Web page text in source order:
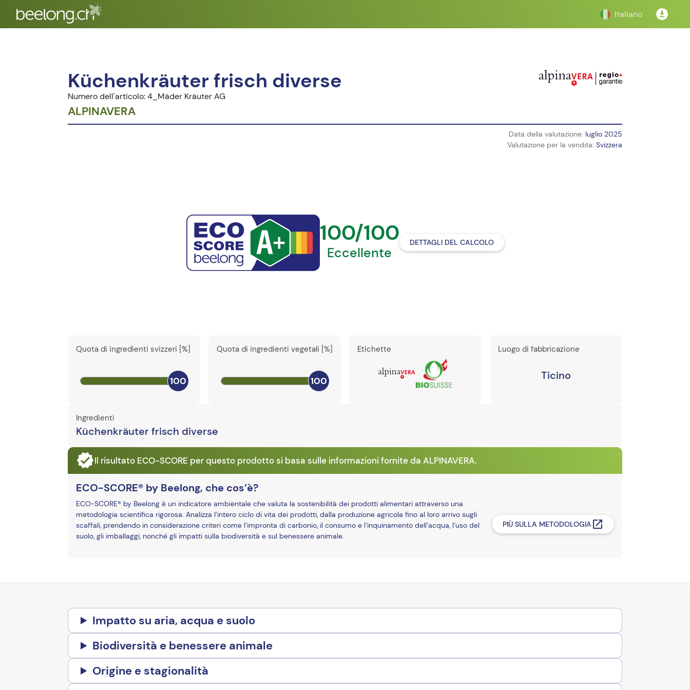
Italiano
Küchenkräuter frisch diverse
Numero dell'articolo: 4_Mäder Kräuter AG
ALPINAVERA
Data della valutazione: luglio 2025
Valutazione per la vendita: Svizzera
100/100
Eccellente
DETTAGLI DEL CALCOLO
Quota di ingredienti svizzeri [%]
100
Quota di ingredienti vegetali [%]
100
Etichette Luogo di fabbricazione
Ticino
Ingredienti
Küchenkräuter frisch diverse
Il risultato ECO-SCORE per questo prodotto si basa sulle informazioni fornite da ALPINAVERA.
ECO-SCORE® by Beelong, che cos’è?
ECO-SCORE® by Beelong è un indicatore ambientale che valuta la sostenibilità dei prodotti alimentari attraverso una
metodologia scientifica rigorosa. Analizza l’intero ciclo di vita dei prodotti, dalla produzione agricola fino al loro arrivo sugli
scaffali, prendendo in considerazione criteri come l’impronta di carbonio, il consumo e l’inquinamento dell’acqua, l’uso del
suolo, gli imballaggi, nonché gli impatti sulla biodiversità e sul benessere animale.
PIÙ SULLA METODOLOGIA
Impatto su aria, acqua e suolo
Biodiversità e benessere animale
Origine e stagionalità